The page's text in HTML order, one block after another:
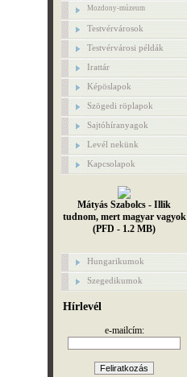
Mozdony-múzeum
Testvérvárosok
Testvérvárosi példák
Irattár
Képöslapok
Szögedi röplapok
Sajtóhíranyagok
Levél nekünk
Kapcsolapok
Mátyás Szabolcs - Illik
tudnom, mert magyar vagyok
(PFD - 1.2 MB)
Hungarikumok
Szegedikumok
Hírlevél
e-mailcím: